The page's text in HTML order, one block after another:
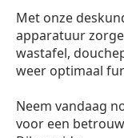
Met onze
apparatuur
wastafel,
weer optimaal
Neem vandaag
voor een